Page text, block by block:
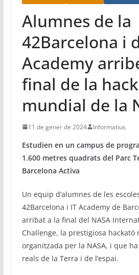
Alumnes de la
42Barcelona i
Academy
final de la
mundial de la
11 de gener de 2024 Informatius
Estudien en un campus de
1.600 metres quadrats del Parc
Barcelona Activa
Un equip d’alumnes de les
42Barcelona i IT Academy de
arribat a la final del NASA
Challenge, la prestigiosa hackató
organitzada per la NASA, i que
reals de la Terra i de l’espai.